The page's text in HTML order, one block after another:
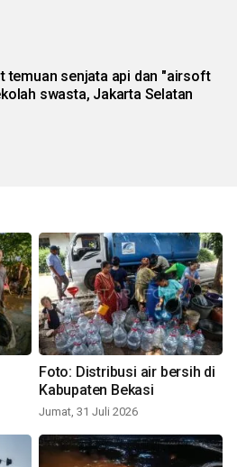
temuan senjata api dan "airsoft
swasta, Jakarta Selatan
Foto: Distribusi air bersih di
Kabupaten Bekasi
Jumat, 31 Juli 2026